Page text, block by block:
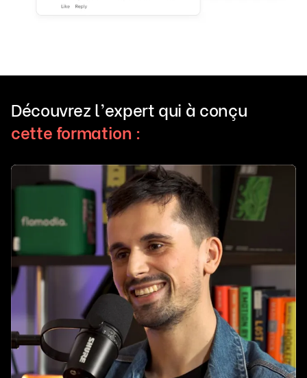
Découvrez l’expert qui à conçu
cette formation :